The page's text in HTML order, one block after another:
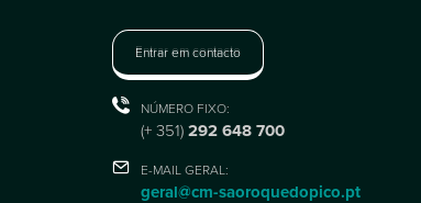
Entrar em contacto
NÚMERO FIXO:
(+ 351) 292 648 700
E-MAIL GERAL:
geral@cm-saoroquedopico.pt